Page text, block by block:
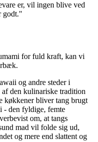
er, vil ingen blive ved
godt."
for fuld kraft, kan vi
og andre steder i
af den kulinariske tradition
køkkener bliver tang brugt
- den fyldige, femte
om, at tangs
mad vil folde sig ud,
og mere end slattent og